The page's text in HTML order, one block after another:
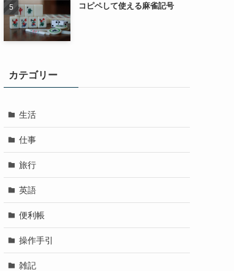
コピペして使える麻雀記号
カテゴリー
生活
仕事
旅行
英語
便利帳
操作手引
雑記